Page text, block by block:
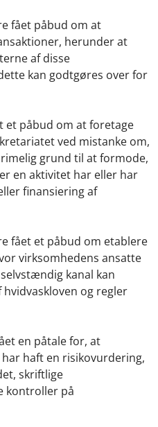
fået påbud om at
herunder at
af disse
kan godtgøres over for
et påbud om at foretage
ved mistanke om,
grund til at formode,
en aktivitet har eller har
finansiering af
fået et påbud om etablere
virksomhedens ansatte
kanal kan
og regler
en påtale for, at
haft en risikovurdering,
skriftlige
kontroller på